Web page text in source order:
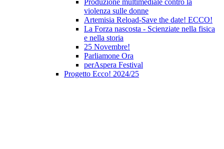
Produzione multimediale contro la
violenza sulle donne
Artemisia Reload-Save the date! ECCO!
La Forza nascosta - Scienziate nella fisica
e nella storia
25 Novembre!
Parliamone Ora
perAspera Festival
Progetto Ecco! 2024/25